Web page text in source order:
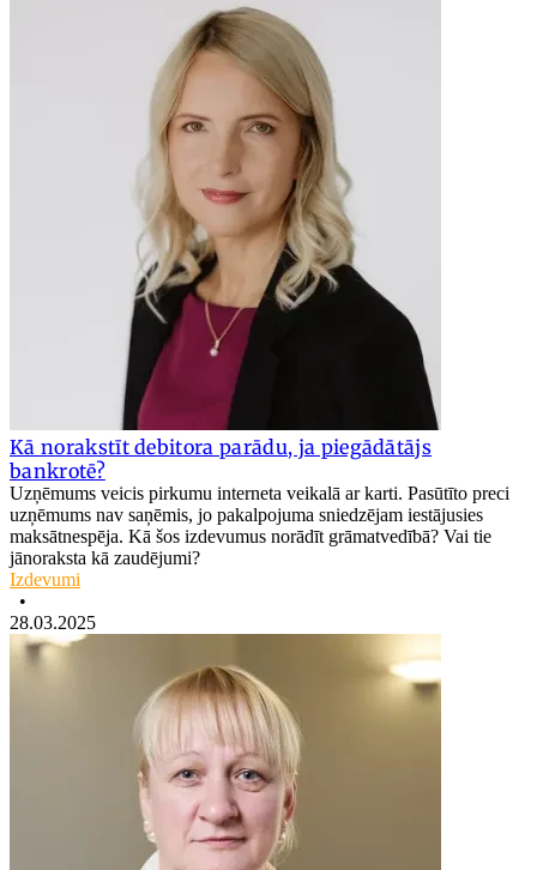
Kā norakstīt debitora parādu, ja piegādātājs
bankrotē?
Uzņēmums veicis pirkumu interneta veikalā ar karti. Pasūtīto preci
uzņēmums nav saņēmis, jo pakalpojuma sniedzējam iestājusies
maksātnespēja. Kā šos izdevumus norādīt grāmatvedībā? Vai tie
jānoraksta kā zaudējumi?
Izdevumi
•
28.03.2025